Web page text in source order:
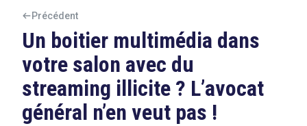
Tout sur le RGPD
Précédent
Un boitier multimédia dans
votre salon avec du
streaming illicite ? L’avocat
général n’en veut pas !